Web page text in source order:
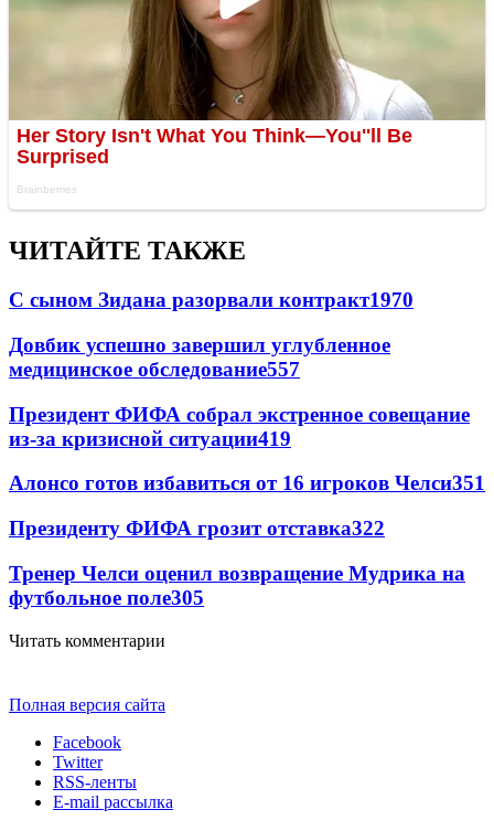
ЧИТАЙТЕ ТАКЖЕ
С сыном Зидана разорвали контракт1970
Довбик успешно завершил углубленное
медицинское обследование557
Президент ФИФА собрал экстренное совещание
из-за кризисной ситуации419
Алонсо готов избавиться от 16 игроков Челси351
Президенту ФИФА грозит отставка322
Тренер Челси оценил возвращение Мудрика на
футбольное поле305
Читать комментарии
Полная версия сайта
Facebook
Twitter
RSS-ленты
E-mail рассылка